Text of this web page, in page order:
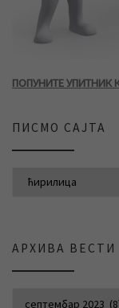
ПОПУНИТЕ
ПИСМО САЈТА
АРХИВА ВЕСТИ